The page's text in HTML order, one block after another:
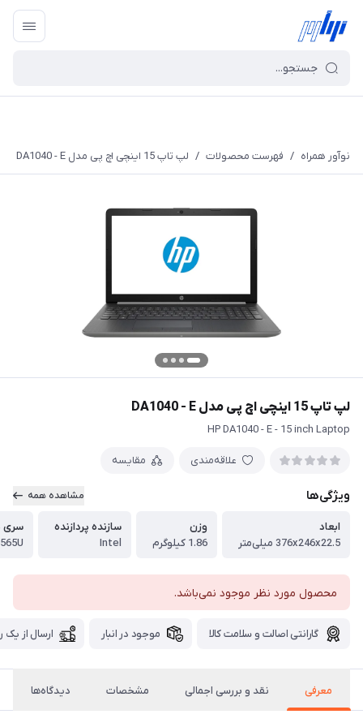
نوآور همراه / فهرست محصولات / لپ تاپ 15 اینچی اچ پی مدل DA1040 - E
لپ تاپ 15 اینچی اچ پی مدل DA1040 - E
HP DA1040 - E - 15 inch Laptop
علاقه‌مندی مقایسه
ویژگی‌ها مشاهده همه
ابعاد
376x246x22.5 میلی‌متر
وزن
1.86 کیلوگرم
سازنده پردازنده
Intel
سری
محصول مورد نظر موجود نمی‌باشد.
گارانتی اصالت و سلامت کالا موجود در انبار ارسال از یک
معرفی نقد و بررسی اجمالی مشخصات دیدگاه‌ها